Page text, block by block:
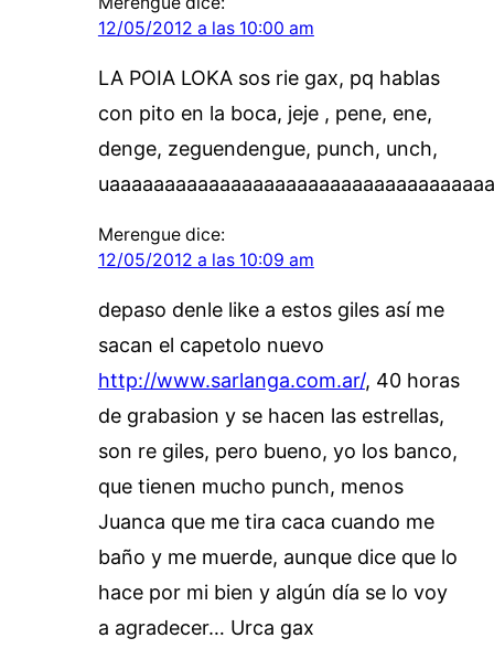
12/05/2012 a las 10:00 am
LA POIA LOKA sos rie gax, pq hablas
con pito en la boca, jeje , pene, ene,
denge, zeguendengue, punch, unch,
Merengue dice:
12/05/2012 a las 10:09 am
depaso denle like a estos giles así me
sacan el capetolo nuevo
http://www.sarlanga.com.ar/, 40 horas
de grabasion y se hacen las estrellas,
son re giles, pero bueno, yo los banco,
que tienen mucho punch, menos
Juanca que me tira caca cuando me
baño y me muerde, aunque dice que lo
hace por mi bien y algún día se lo voy
a agradecer… Urca gax